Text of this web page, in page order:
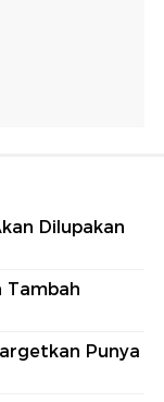
Dilupakan
Tambah
Punya